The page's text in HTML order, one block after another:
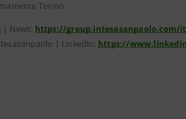
Torino.
| News: https://group.intesasanpaolo.com/
| LinkedIn: https://